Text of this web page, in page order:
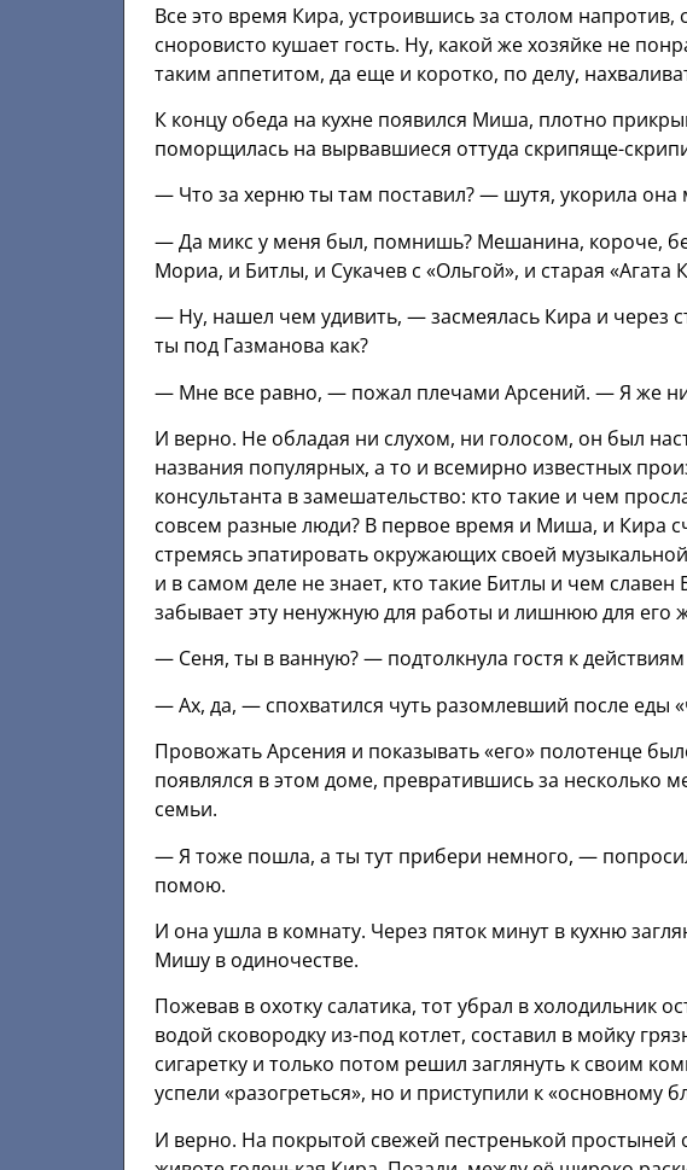
Все это время Кира, устроившись за столом
сноровисто кушает гость. Ну, какой же хозяйке не
таким аппетитом, да еще и коротко, по делу,
К концу обеда на кухне появился Миша, плотно
поморщилась на вырвавшиеся оттуда скрипяще-
— Что за херню ты там поставил? — шутя, укорила она
— Да микс у меня был, помнишь? Мешанина, короче,
Мориа, и Битлы, и Сукачев с «Ольгой», и старая «Агата
— Ну, нашел чем удивить, — засмеялась Кира и через
ты под Газманова как?
— Мне все равно, — пожал плечами Арсений. — Я же
И верно. Не обладая ни слухом, ни голосом, он был
названия популярных, а то и всемирно известных
консультанта в замешательство: кто такие и чем
совсем разные люди? В первое время и Миша, и Кира
стремясь эпатировать окружающих своей
и в самом деле не знает, кто такие Битлы и чем
забывает эту ненужную для работы и лишнюю для
— Сеня, ты в ванную? — подтолкнула гостя к действиям
— Ах, да, — спохватился чуть разомлевший после еды
Провожать Арсения и показывать «его» полотенце
появлялся в этом доме, превратившись за несколько
семьи.
— Я тоже пошла, а ты тут прибери немного, —
помою.
И она ушла в комнату. Через пяток минут в кухню
Мишу в одиночестве.
Пожевав в охотку салатика, тот убрал в холодильник
водой сковородку из-под котлет, составил в мойку
сигаретку и только потом решил заглянуть к своим
успели «разогреться», но и приступили к «основному
И верно. На покрытой свежей пестренькой простыней